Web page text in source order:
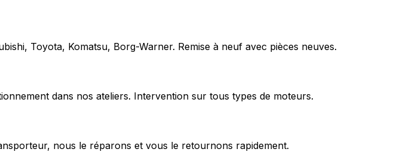
Toyota, Komatsu, Borg-Warner. Remise à neuf avec pièces neuves.
dans nos ateliers. Intervention sur tous types de moteurs.
nous le réparons et vous le retournons rapidement.